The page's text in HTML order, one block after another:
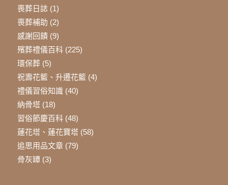
喪葬日誌(1)
喪葬補助 (2)
感謝回饋(9)
殯葬禮儀百科(225)
環保葬(5)
祝壽花籃、升遷花籃(4)
禮儀習俗知識(40)
納骨塔(18)
習俗節慶百科(48)
蓮花塔、蓮花寶塔(58)
追思用品文章(79)
骨灰罈(3)